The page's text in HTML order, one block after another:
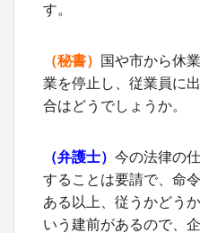
す。
（秘書）
国や市から休
業を停止し、従業員に
合はどうでしょうか。
（弁護士） 今の法律の
することは要請で、命
ある以上、従うかどう
いう建前があるので、